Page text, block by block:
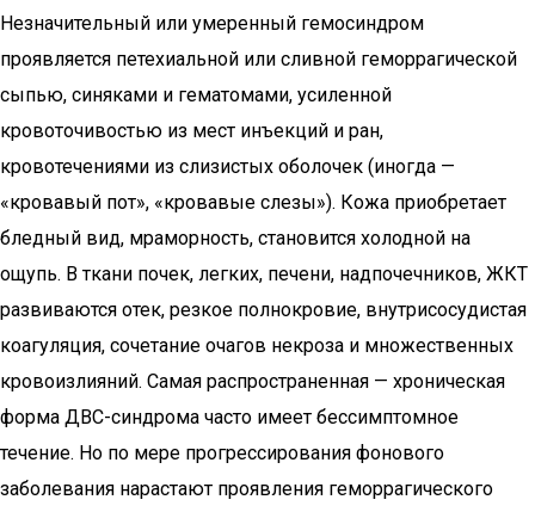
Незначительный или умеренный гемосиндром
проявляется петехиальной или сливной геморрагической
сыпью, синяками и гематомами, усиленной
кровоточивостью из мест инъекций и ран,
кровотечениями из слизистых оболочек (иногда —
«кровавый пот», «кровавые слезы»). Кожа приобретает
бледный вид, мраморность, становится холодной на
ощупь. В ткани почек, легких, печени, надпочечников, ЖКТ
развиваются отек, резкое полнокровие, внутрисосудистая
коагуляция, сочетание очагов некроза и множественных
кровоизлияний. Самая распространенная — хроническая
форма ДВС-синдрома часто имеет бессимптомное
течение. Но по мере прогрессирования фонового
заболевания нарастают проявления геморрагического